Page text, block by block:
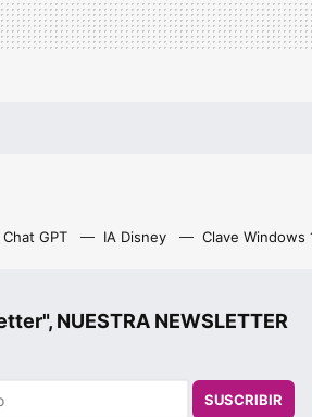
Chat GPT IA Disney Clave Windows
NUESTRA NEWSLETTER
SUSCRIBIR